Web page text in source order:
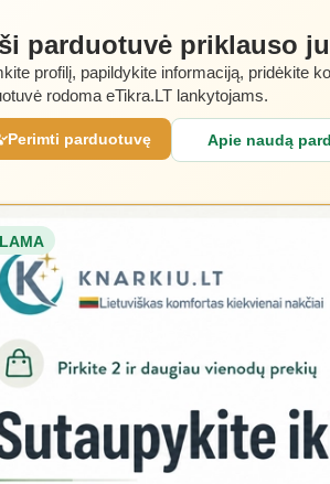
parduotuvė priklauso
profilį, papildykite informaciją, pridėkite
rodoma eTikra.LT lankytojams.
Perimti parduotuvę Apie naudą